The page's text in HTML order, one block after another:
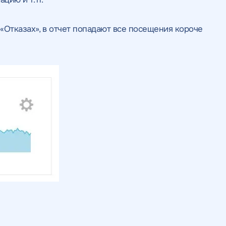
в отчет попадают все посещения короче